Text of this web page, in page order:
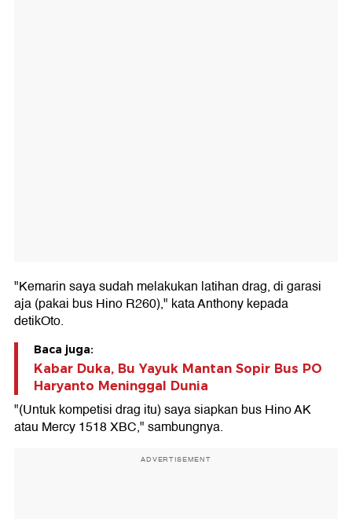
"Kemarin saya sudah melakukan latihan drag, di garasi
aja (pakai bus Hino R260)," kata Anthony kepada
detikOto.
Baca juga:
Kabar Duka, Bu Yayuk Mantan Sopir Bus PO
Haryanto Meninggal Dunia
"(Untuk kompetisi drag itu) saya siapkan bus Hino AK
atau Mercy 1518 XBC," sambungnya.
ADVERTISEMENT